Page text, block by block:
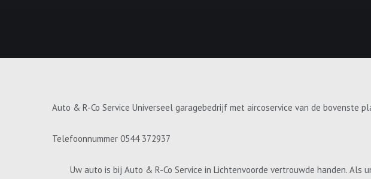
Auto & R-Co Service Universeel garagebedrijf met aircoservice van de bovenste
Telefoonnummer 0544 372937
Uw auto is bij Auto & R-Co Service in Lichtenvoorde vertrouwde handen.